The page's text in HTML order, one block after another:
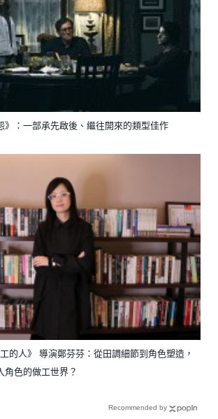
》：一部承先啟後、繼往開來的類型佳作
的人》 導演鄭芬芬：從田調細節到角色塑造，
角色的做工世界？
Recommended by